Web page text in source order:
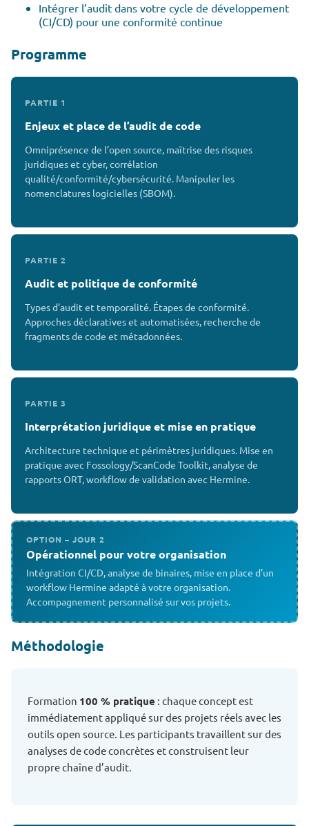
Intégrer l’audit dans votre cycle de développement
(CI/CD) pour une conformité continue
Programme
PARTIE 1
Enjeux et place de l’audit de code
Omniprésence de l’open source, maîtrise des risques
juridiques et cyber, corrélation
qualité/conformité/cybersécurité. Manipuler les
nomenclatures logicielles (SBOM).
PARTIE 2
Audit et politique de conformité
Types d’audit et temporalité. Étapes de conformité.
Approches déclaratives et automatisées, recherche de
fragments de code et métadonnées.
PARTIE 3
Interprétation juridique et mise en pratique
Architecture technique et périmètres juridiques. Mise en
pratique avec Fossology/ScanCode Toolkit, analyse de
rapports ORT, workflow de validation avec Hermine.
OPTION – JOUR 2
Opérationnel pour votre organisation
Intégration CI/CD, analyse de binaires, mise en place d’un
workflow Hermine adapté à votre organisation.
Accompagnement personnalisé sur vos projets.
Méthodologie
Formation 100 % pratique : chaque concept est
immédiatement appliqué sur des projets réels avec les
outils open source. Les participants travaillent sur des
analyses de code concrètes et construisent leur
propre chaîne d’audit.